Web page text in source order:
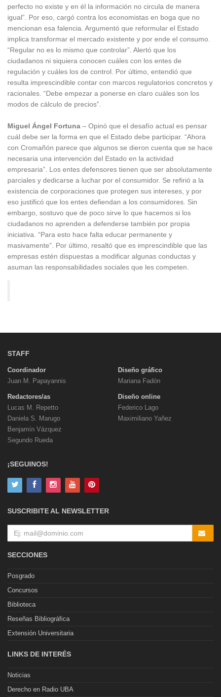
perfecto no existe y en él la información no circula de manera
igual”. Por eso, cargó contra los economistas en boga que no
mencionan esa falencia. Argumentó que reformular el Estado
implica transformar el mercado existente y por ende el consumo.
“Regular no es lo mismo que controlar”. Alertó que los
ciudadanos ni siquiera conocen cuáles con los entes de
regulación y cuáles los de control. Por último, entendió que
resulta imprescindible contar con marcos regulatorios concretos y
racionales. “Debe empezar a ponerse en claro cuáles son los
modos de cálculo de precios”.
Miguel Ángel Fortuna – Opinó que el desafío actual es pensar
cuál debe ser la forma en que el Estado debe participar. “Ahora
con Cromañón parece que algunos se dieron cuenta que se hace
necesaria una intervención del Estado en la actividad
empresaria”. Los entes defensores tienen que ser absolutamente
parciales y dedicarse a luchar por el consumidor. Se refirió a la
existencia de corporaciones que protegen sus intereses, y por
eso justificó que los entes defiendan a los consumidores. Sin
embargo, sostuvo que de poco sirve lo que hacemos si los
ciudadanos no aprenden a defenderse también por propia
iniciativa. “Para esto hace falta educar permanente y
masivamente”. Por último, resaltó que es imprescindible que las
empresas estén dispuestas a modificar algunas conductas y
asuman las responsabilidades sociales que les competen.
STAFF
Coordinador
Juan M. Papayannis
Redactores/as
Lucas M. Repetto
Daniela S. Marugo
Benjamín Vázquez
Segundo Rueda
Diseño gráfico
Mariana Fadón
Diseño online
Federico Lago
Maximiliano Yañez
¡SEGUINOS!
SUSCRIBITE AL NEWSLETTER
SECCIONES
Posgrado
Concursos
Biblioteca
Reseñas Bibliográfica
Extensión Universitaria
LINKS DE INTERÉS
Noticias
Derecho en Radio UBA